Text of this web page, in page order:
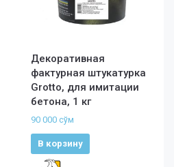
Декоративная
фактурная штукатурка
Grotto, для имитации
бетона, 1 кг
90 000 сўм
В корзину